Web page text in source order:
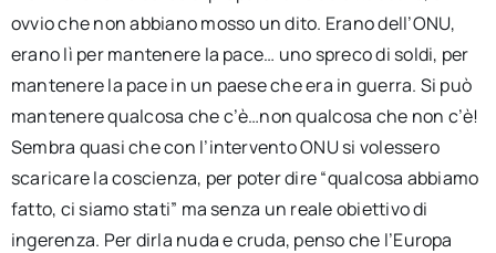
ovvio che non abbiano mosso un dito. Erano dell’ONU,
erano lì per mantenere la pace… uno spreco di soldi, per
mantenere la pace in un paese che era in guerra. Si può
mantenere qualcosa che c’è…non qualcosa che non c’è!
Sembra quasi che con l’intervento ONU si volessero
scaricare la coscienza, per poter dire “qualcosa abbiamo
fatto, ci siamo stati” ma senza un reale obiettivo di
ingerenza. Per dirla nuda e cruda, penso che l’Europa